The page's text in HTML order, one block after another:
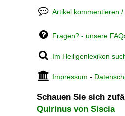
Artikel kommentieren
Fragen? - unsere
Im Heiligenlexikon
Impressum -
Schauen Sie sich
Quirinus von Siscia